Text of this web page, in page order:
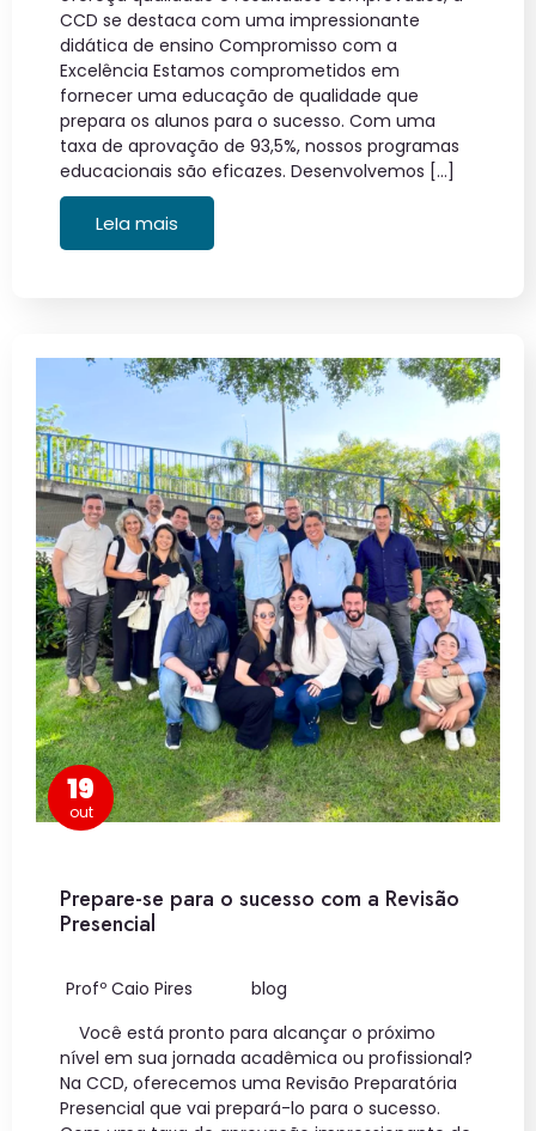
CCD se destaca com uma impressionante
didática de ensino Compromisso com a
Excelência Estamos comprometidos em
fornecer uma educação de qualidade que
prepara os alunos para o sucesso. Com uma
taxa de aprovação de 93,5%, nossos programas
educacionais são eficazes. Desenvolvemos […]
LeIa mais
19
out
Prepare-se para o sucesso com a Revisão
Presencial
Profº Caio Pires
blog
Você está pronto para alcançar o próximo
nível em sua jornada acadêmica ou profissional?
Na CCD, oferecemos uma Revisão Preparatória
Presencial que vai prepará-lo para o sucesso.